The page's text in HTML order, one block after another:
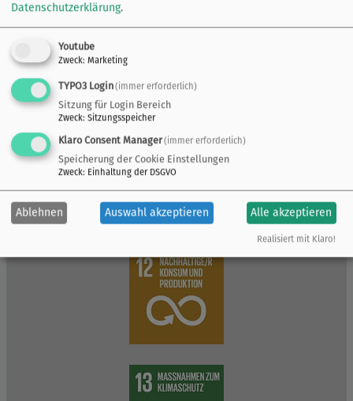
Datenschutzerklärung.
Youtube
Zweck: Marketing
TYPO3 Login(immer erforderlich)
Sitzung für Login Bereich
Zweck: Sitzungsspeicher
Klaro Consent Manager(immer erforderlich)
Speicherung der Cookie Einstellungen
Zweck: Einhaltung der DSGVO
Ablehnen Auswahl akzeptieren Alle akzeptieren
Realisiert mit Klaro!